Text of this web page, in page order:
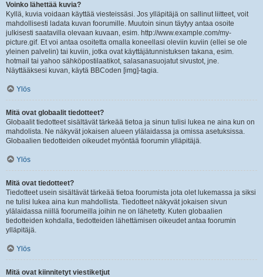
Voinko lähettää kuvia?
Kyllä, kuvia voidaan käyttää viesteissäsi. Jos ylläpitäjä on sallinut liitteet, voit
mahdollisesti ladata kuvan foorumille. Muutoin sinun täytyy antaa osoite
julkisesti saatavilla olevaan kuvaan, esim. http://www.example.com/my-
picture.gif. Et voi antaa osoitetta omalla koneellasi oleviin kuviin (ellei se ole
yleinen palvelin) tai kuviin, jotka ovat käyttäjätunnistuksen takana, esim.
hotmail tai yahoo sähköpostilaatikot, salasanasuojatut sivustot, jne.
Näyttääksesi kuvan, käytä BBCoden [img]-tagia.
Ylös
Mitä ovat globaalit tiedotteet?
Globaalit tiedotteet sisältävät tärkeää tietoa ja sinun tulisi lukea ne aina kun on
mahdolista. Ne näkyvät jokaisen alueen ylälaidassa ja omissa asetuksissa.
Globaalien tiedotteiden oikeudet myöntää foorumin ylläpitäjä.
Ylös
Mitä ovat tiedotteet?
Tiedotteet usein sisältävät tärkeää tietoa foorumista jota olet lukemassa ja siksi
ne tulisi lukea aina kun mahdollista. Tiedotteet näkyvät jokaisen sivun
ylälaidassa niillä foorumeilla joihin ne on lähetetty. Kuten globaalien
tiedotteiden kohdalla, tiedotteiden lähettämisen oikeudet antaa foorumin
ylläpitäjä.
Ylös
Mitä ovat kiinnitetyt viestiketjut